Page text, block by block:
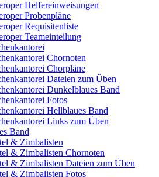
Helfereinweisungen
Probenpläne
Requisitenliste
Teameinteilung
Chornoten
Chorpläne
Dateien zum Üben
Dunkelblaues Band
Fotos
Hellblaues Band
Links zum Üben
Band
& Zimbalisten
& Zimbalisten Chornoten
& Zimbalisten Dateien zum Üben
& Zimbalisten Fotos